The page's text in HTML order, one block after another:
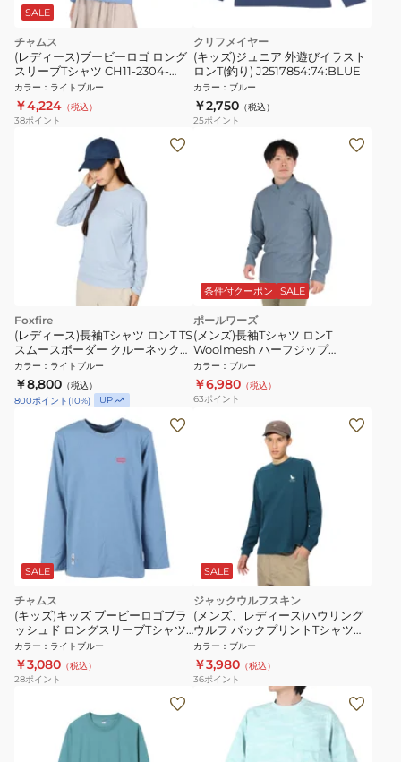
SALE
チャムス
(レディース)ブービーロゴ ロング
スリーブTシャツ CH11-2304-
A002
カラー ： ライトブルー
￥4,224 （税込）
38ポイント
クリフメイヤー
(キッズ)ジュニア 外遊びイラスト
ロンT(釣り) J2517854:74:BLUE
カラー ： ブルー
￥2,750 （税込）
25ポイント
Foxfire
(レディース)長袖Tシャツ ロンT TS
スムースボーダー クルーネック
8215691
カラー ： ライトブルー
￥8,800 （税込）
800ポイント (10%) UP
条件付クーポン SALE
ポールワーズ
(メンズ)長袖Tシャツ ロンT
Woolmesh ハーフジップ
PW2TJB01 BLU ブルー
カラー ： ブルー
￥6,980 （税込）
63ポイント
SALE
チャムス
(キッズ)キッズ ブービーロゴブラ
ッシュド ロングスリーブTシャツ
CH21-1294-A002
カラー ： ライトブルー
￥3,080 （税込）
28ポイント
SALE
ジャックウルフスキン
(メンズ、レディース)ハウリング
ウルフ バックプリントTシャツ
A62484-C0410
カラー ： ブルー
￥3,980 （税込）
36ポイント